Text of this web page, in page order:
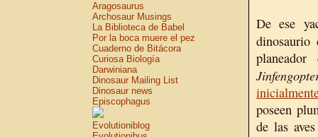
Aragosaurus
Archosaur Musings
La Biblioteca de Babel
Por la boca muere el pez
Cuaderno de Bitácora
Curiosa Biología
Darwiniana
Dinosaur Mailing List
Dinosaur news
Episcophagus
Evolutioniblog
De ese
dinosaurio
poseen
de las